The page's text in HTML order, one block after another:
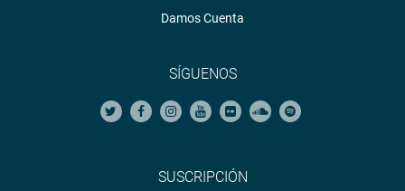
Damos Cuenta
SÍGUENOS
SUSCRIPCIÓN